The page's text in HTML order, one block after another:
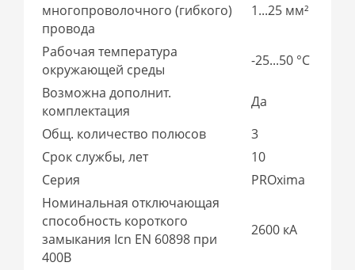
многопроволочного (гибкого)
провода
1...25 мм²
Рабочая температура
окружающей среды
-25...50 °C
Возможна дополнит.
комплектация
Да
Общ. количество полюсов
3
Срок службы, лет
10
Серия
PROxima
Номинальная отключающая
способность короткого
замыкания Icn EN 60898 при
400В
2600 кА